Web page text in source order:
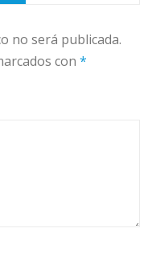
no será publicada.
con *